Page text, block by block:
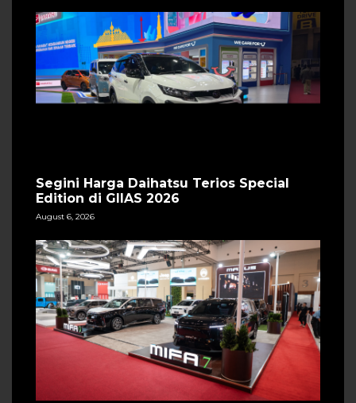
Segini Harga Daihatsu Terios Special
Edition di GIIAS 2026
August 6, 2026